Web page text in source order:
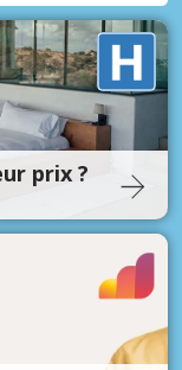
prix ?